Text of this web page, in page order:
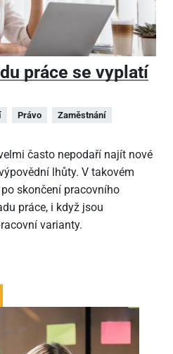
práce se vyplatí
Právo
Zaměstnání
často nepodaří najít nové
lhůty. V takovém
skončení pracovního
práce, i když jsou
varianty.